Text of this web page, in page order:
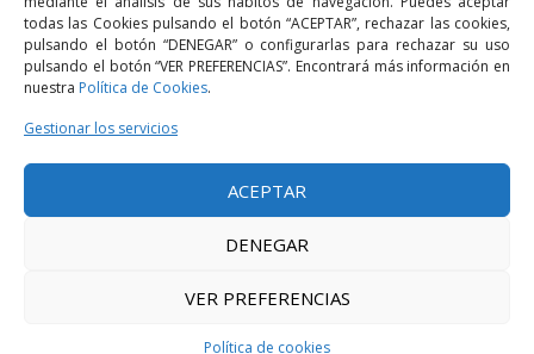
todas las Cookies pulsando el botón “ACEPTAR”, rechazar las cookies,
pulsando el botón “DENEGAR” o configurarlas para rechazar su uso
pulsando el botón “VER PREFERENCIAS”. Encontrará más información en
nuestra Política de Cookies.
Gestionar los servicios
ACEPTAR
DENEGAR
VER PREFERENCIAS
Política de cookies
C/ Sant Jaume, 16 1r, 08401 Granollers (Bcn)
+34 93 860 39 60
grn@bellavistalegal.eu
MADRID
C/ Serrano 114, 2º izq. 28006 Madrid.
+34 91 431 98 21 | +34 91 431 98 95
mad@bellavistalegal.eu
© 2016 Bellavista Legal - Todos los derechos reservados -
Diseño: